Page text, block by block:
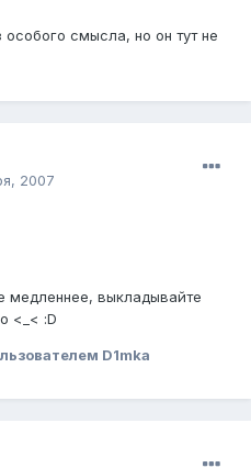
смысла, но он тут не
2007
медленнее, выкладывайте
<_< :D
D1mka